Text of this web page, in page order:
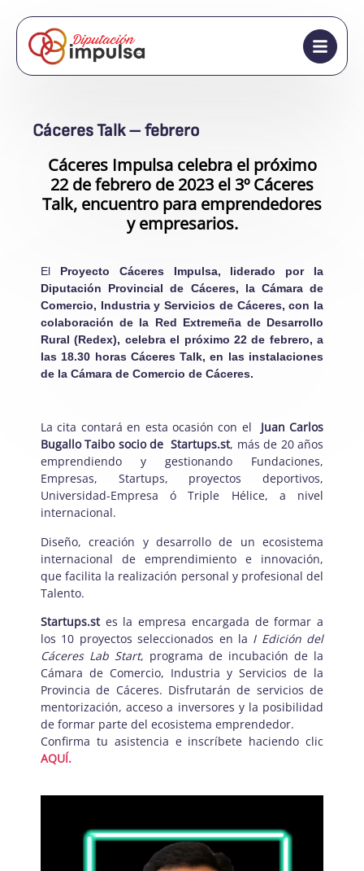
Cáceres Talk – febrero
Cáceres Impulsa celebra el próximo
22 de febrero de 2023 el 3º Cáceres
Talk, encuentro para emprendedores
y empresarios.
El Proyecto Cáceres Impulsa, liderado por la
Diputación Provincial de Cáceres, la Cámara de
Comercio, Industria y Servicios de Cáceres, con la
colaboración de la Red Extremeña de Desarrollo
Rural (Redex), celebra el próximo 22 de febrero, a
las 18.30 horas Cáceres Talk, en las instalaciones
de la Cámara de Comercio de Cáceres.
La cita contará en esta ocasión con el Juan Carlos
Bugallo Taibo socio de Startups.st, más de 20 años
emprendiendo y gestionando Fundaciones,
Empresas, Startups, proyectos deportivos,
Universidad-Empresa ó Triple Hélice, a nivel
internacional.
Diseño, creación y desarrollo de un ecosistema
internacional de emprendimiento e innovación,
que facilita la realización personal y profesional del
Talento.
Startups.stes la empresa encargada de formar a
los 10 proyectos seleccionados en la I Edición del
Cáceres Lab Start, programa de incubación de la
Cámara de Comercio, Industria y Servicios de la
Provincia de Cáceres. Disfrutarán de servicios de
mentorización, acceso a inversores y la posibilidad
de formar parte del ecosistema emprendedor.
Confirma tu asistencia e inscríbete haciendo clic
AQUÍ.